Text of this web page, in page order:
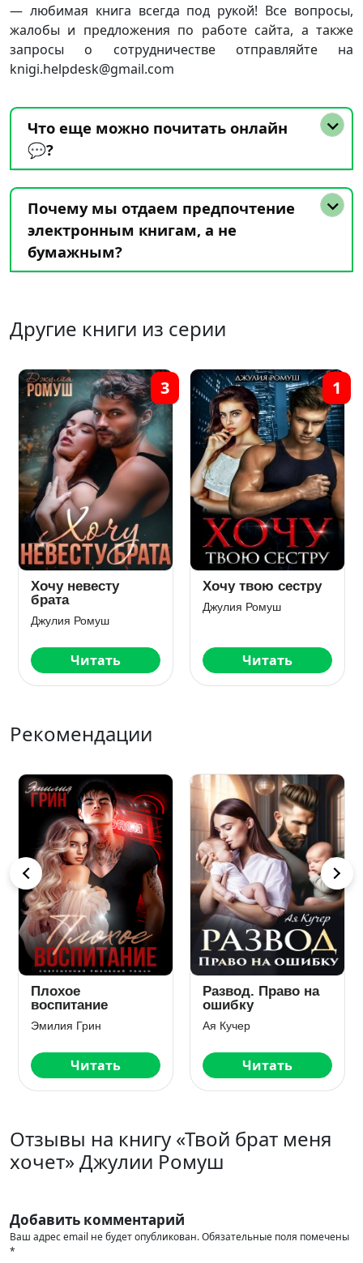
— любимая книга всегда под рукой! Все вопросы,
жалобы и предложения по работе сайта, а также
запросы о сотрудничестве отправляйте на
knigi.helpdesk@gmail.com
Что еще можно почитать онлайн
💬?
Почему мы отдаем предпочтение
электронным книгам, а не
бумажным?
Другие книги из серии
Хочу невесту
брата
Джулия Ромуш
Читать
3
Хочу твою сестру
Джулия Ромуш
Читать
1
Рекомендации
Плохое
воспитание
Эмилия Грин
Читать
Развод. Право на
ошибку
Ая Кучер
Читать
Отзывы на книгу «Твой брат меня
хочет» Джулии Ромуш
Добавить комментарий
Ваш адрес email не будет опубликован.Обязательные поля помечены
*